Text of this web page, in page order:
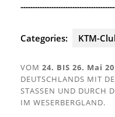
Categories: KTM-
VOM 24. BIS 26. Mai
DEUTSCHLANDS MIT
STASSEN UND DURCH
IM WESERBERGLAND.